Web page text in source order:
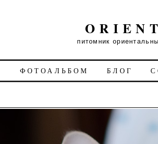
питомник
ФОТОАЛЬБОМ БЛОГ